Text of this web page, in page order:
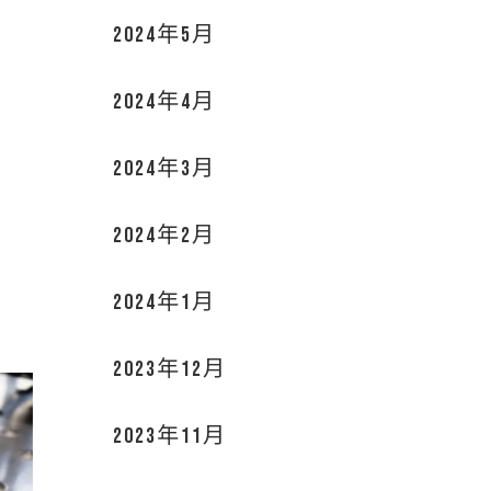
2024年5月
2024年4月
2024年3月
2024年2月
2024年1月
2023年12月
2023年11月